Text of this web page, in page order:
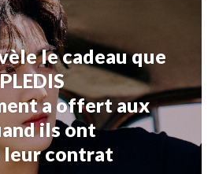
le cadeau que
a offert aux
ils ont
leur contrat